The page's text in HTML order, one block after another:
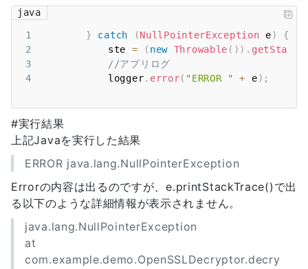
java
1 } catch (NullPointerException e)
{
2
			ste
= ( new Throwable ( ) ) .
3
//アプリログ
4
			logger
. error( "ERROR " + e) ;
#実行結果
上記Javaを実行した結果
ERROR java.lang.NullPointerException
Errorの内容は出るのですが、e.printStackTrace()で出
る以下のような詳細情報が表示されません。
java.lang.NullPointerException
at
com.example.demo.OpenSSLDecryptor.decry